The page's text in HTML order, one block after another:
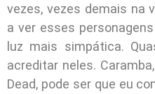
vezes, vezes demais na
a ver esses
luz mais simpática.
acreditar neles.
Dead, pode ser que eu